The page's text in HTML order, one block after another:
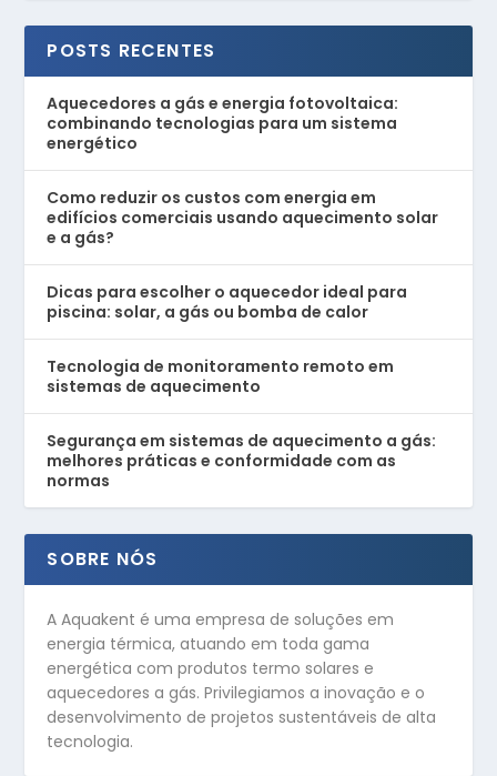
POSTS RECENTES
Aquecedores a gás e energia fotovoltaica:
combinando tecnologias para um sistema
energético
Como reduzir os custos com energia em
edifícios comerciais usando aquecimento solar
e a gás?
Dicas para escolher o aquecedor ideal para
piscina: solar, a gás ou bomba de calor
Tecnologia de monitoramento remoto em
sistemas de aquecimento
Segurança em sistemas de aquecimento a gás:
melhores práticas e conformidade com as
normas
SOBRE NÓS
A Aquakent é uma empresa de soluções em
energia térmica, atuando em toda gama
energética com produtos termo solares e
aquecedores a gás. Privilegiamos a inovação e o
desenvolvimento de projetos sustentáveis de alta
tecnologia.